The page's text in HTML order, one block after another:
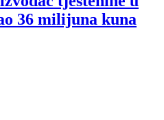
36 milijuna kuna